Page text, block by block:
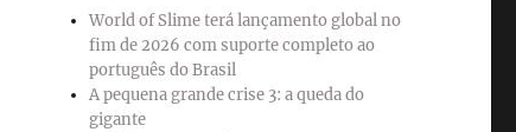
World of Slime terá lançamento global no
fim de 2026 com suporte completo ao
português do Brasil
A pequena grande crise 3: a queda do
gigante